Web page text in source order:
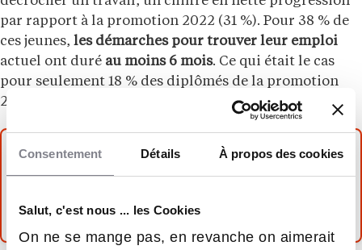
Consentement Détails À propos des cookies
Salut, c'est nous ... les Cookies
On ne se mange pas, en revanche on aimerait
par rapport à la promotion 2022 (31 %). Pour 38 % de
ces jeunes, les démarches pour trouver leur emploi
actuel ont duré au moins 6 mois. Ce qui était le cas
pour seulement 18 % des diplômés de la promotion
2022.
À LIRE AUSSI